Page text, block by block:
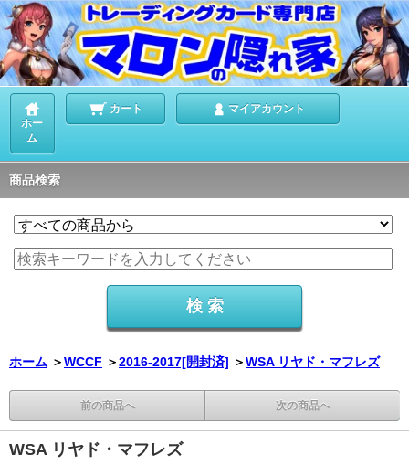
ホー
ム
カート マイアカウント
商品検索
ホーム ＞WCCF ＞2016-2017[開封済] ＞WSA リヤド・マフレズ
前の商品へ 次の商品へ
WSA リヤド・マフレズ